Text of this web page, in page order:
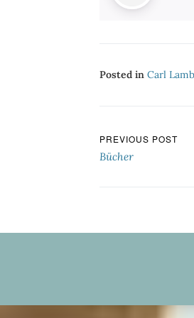
Posted in Carl
PREVIOUS POST
Bücher